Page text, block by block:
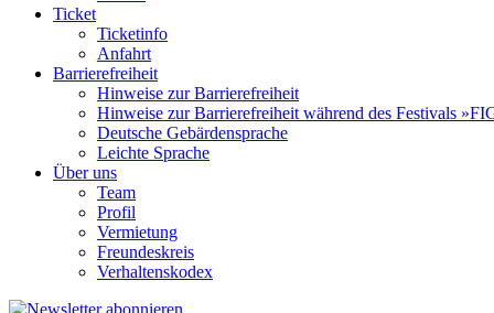
Ticket
Ticketinfo
Anfahrt
Barrierefreiheit
Hinweise zur Barrierefreiheit
Hinweise zur Barrierefreiheit während des Festivals
Deutsche Gebärdensprache
Leichte Sprache
Über uns
Team
Profil
Vermietung
Freundeskreis
Verhaltenskodex